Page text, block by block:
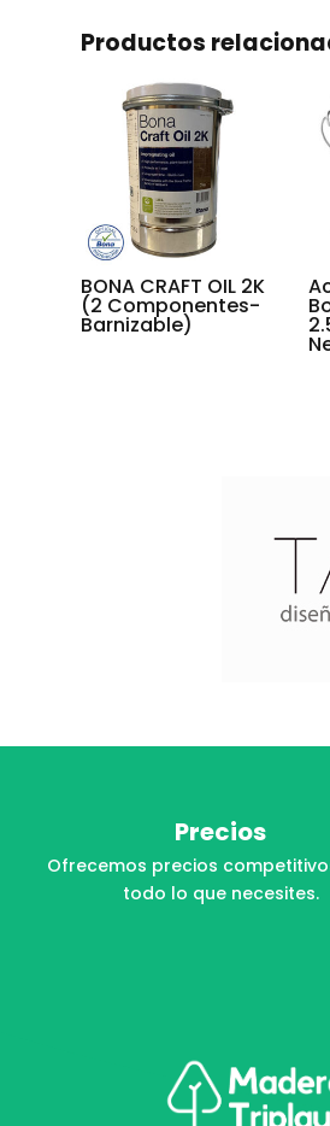
Productos
BONA CRAFT OIL 2K
(2 Componentes-
Barnizable)
Precios
Ofrecemos precios
todo lo que necesites.